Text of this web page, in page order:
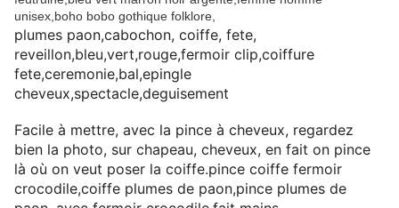
unisex,boho bobo gothique folklore,
plumes paon,cabochon, coiffe, fete,
reveillon,bleu,vert,rouge,fermoir clip,coiffure
fete,ceremonie,bal,epingle
cheveux,spectacle,deguisement
Facile à mettre, avec la pince à cheveux, regardez
bien la photo, sur chapeau, cheveux, en fait on pince
là où on veut poser la coiffe.pince coiffe fermoir
crocodile,coiffe plumes de paon,pince plumes de